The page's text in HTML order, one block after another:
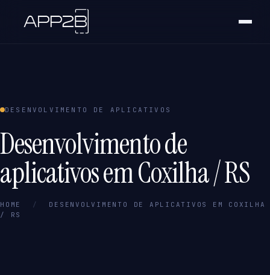
DESENVOLVIMENTO DE APLICATIVOS
Desenvolvimento de
aplicativos em Coxilha / RS
HOME /
DESENVOLVIMENTO DE APLICATIVOS EM COXILHA
/ RS